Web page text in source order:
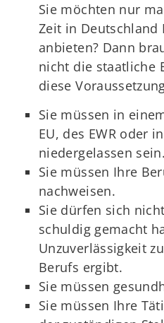
Sie möchten nur
Zeit in Deutschland
anbieten? Dann
nicht die staatliche
diese
Sie müssen in
EU, des EWR oder
niedergelassen sein.
Sie müssen Ihre
nachweisen.
Sie dürfen sich
schuldig gemacht
Unzuverlässigkeit
Berufs ergibt.
Sie müssen
Sie müssen Ihre